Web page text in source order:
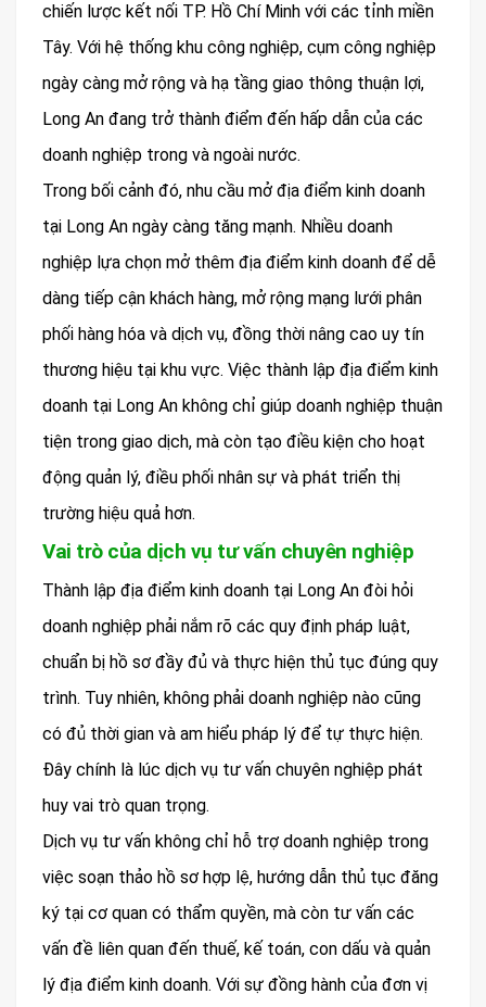
chiến lược kết nối TP. Hồ Chí Minh với các tỉnh miền
Tây. Với hệ thống khu công nghiệp, cụm công nghiệp
ngày càng mở rộng và hạ tầng giao thông thuận lợi,
Long An đang trở thành điểm đến hấp dẫn của các
doanh nghiệp trong và ngoài nước.
Trong bối cảnh đó, nhu cầu mở địa điểm kinh doanh
tại Long An ngày càng tăng mạnh. Nhiều doanh
nghiệp lựa chọn mở thêm địa điểm kinh doanh để dễ
dàng tiếp cận khách hàng, mở rộng mạng lưới phân
phối hàng hóa và dịch vụ, đồng thời nâng cao uy tín
thương hiệu tại khu vực. Việc thành lập địa điểm kinh
doanh tại Long An không chỉ giúp doanh nghiệp thuận
tiện trong giao dịch, mà còn tạo điều kiện cho hoạt
động quản lý, điều phối nhân sự và phát triển thị
trường hiệu quả hơn.
Vai trò của dịch vụ tư vấn chuyên nghiệp
Thành lập địa điểm kinh doanh tại Long An đòi hỏi
doanh nghiệp phải nắm rõ các quy định pháp luật,
chuẩn bị hồ sơ đầy đủ và thực hiện thủ tục đúng quy
trình. Tuy nhiên, không phải doanh nghiệp nào cũng
có đủ thời gian và am hiểu pháp lý để tự thực hiện.
Đây chính là lúc dịch vụ tư vấn chuyên nghiệp phát
huy vai trò quan trọng.
Dịch vụ tư vấn không chỉ hỗ trợ doanh nghiệp trong
việc soạn thảo hồ sơ hợp lệ, hướng dẫn thủ tục đăng
ký tại cơ quan có thẩm quyền, mà còn tư vấn các
vấn đề liên quan đến thuế, kế toán, con dấu và quản
lý địa điểm kinh doanh. Với sự đồng hành của đơn vị